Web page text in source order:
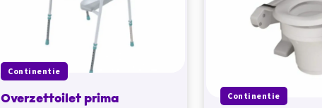
Continentie
Overzettoilet prima
Continentie